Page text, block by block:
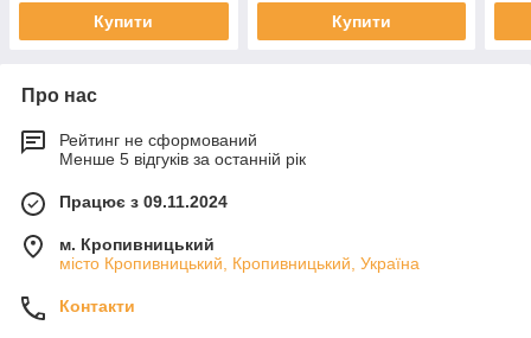
Купити Купити
Про нас
Рейтинг не сформований
Менше 5 відгуків за останній рік
Працює з 09.11.2024
м. Кропивницький
місто Кропивницький, Кропивницький, Україна
Контакти